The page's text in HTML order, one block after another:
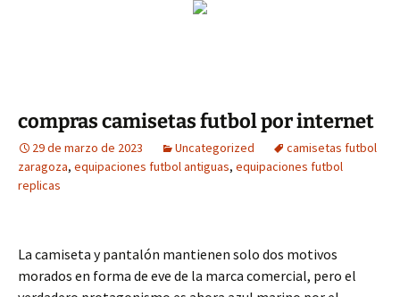
compras camisetas futbol por internet
29 de marzo de 2023 Uncategorized
camisetas futbol
zaragoza, equipaciones futbol antiguas, equipaciones futbol
replicas
La camiseta y pantalón mantienen solo dos motivos
morados en forma de eve de la marca comercial, pero el